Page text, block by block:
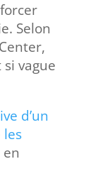
Selon
vague
d’un
les